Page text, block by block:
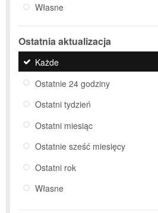
Własne
Ostatnia aktualizacja
Każde
Ostatnie 24 godziny
Ostatni tydzień
Ostatni miesiąc
Ostatnie sześć miesięcy
Ostatni rok
Własne